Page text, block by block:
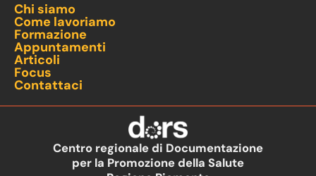
Chi siamo
Come lavoriamo
Formazione
Appuntamenti
Articoli
Focus
Contattaci
Centro regionale di Documentazione
per la Promozione della Salute